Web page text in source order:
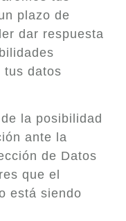
plazo de
dar respuesta
tus datos
la posibilidad
ante la
de Datos
que el
está siendo